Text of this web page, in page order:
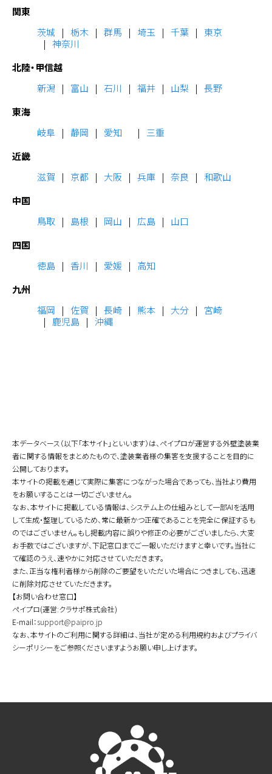
関東
茨城
栃木 群馬 埼玉 千葉
東京
神奈川
北陸・甲信越
新潟
富山 石川 福井 山梨
長野
東海
岐阜
静岡 愛知
三重
近畿
滋賀
京都 大阪 兵庫 奈良
和歌山
中国
鳥取
島根 岡山 広島
山口
四国
徳島
香川 愛媛
高知
九州
福岡
佐賀 長崎 熊本 大分
宮崎
鹿児島
沖縄
本データベース（以下「本サイト」といいます）は、ペイプロが運営する外壁塗装業
者に関する情報をまとめたもので、塗装業者様の集客を支援することを目的に
公開しております。
本サイトの掲載を通じて実際に集客につながった場合であっても、当社より費用
をお願いすることは一切ございません。
なお、本サイトに掲載している情報は、システム上の仕組みとして一部AIを活用
して生成・整理しているため、常に最新かつ正確であることを完全に保証するも
のではございません。もし掲載内容に誤りや修正の必要がございましたら、大変
お手数ではございますが、下記窓口までご一報いただけますと幸いです。当社に
て確認のうえ、速やかに対応させていただきます。
また、正当な権利者様から削除のご要望をいただいた場合につきましても、迅速
に削除対応させていただきます。
【お問い合わせ窓口】
ペイプロ(運営:クラサポ株式会社)
E-mail：support@paipro.jp
なお、本サイトのご利用に関する詳細は、当社が定める利用規約およびプライバ
シーポリシーをご参照くださいますようお願い申し上げます。